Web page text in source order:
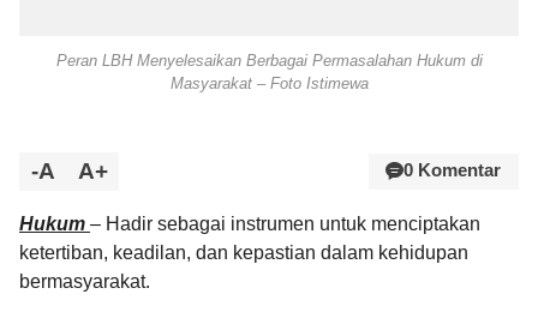
Peran LBH Menyelesaikan Berbagai Permasalahan Hukum di
Masyarakat – Foto Istimewa
-A A+ 0 Komentar
Hukum – Hadir sebagai instrumen untuk menciptakan
ketertiban, keadilan, dan kepastian dalam kehidupan
bermasyarakat.